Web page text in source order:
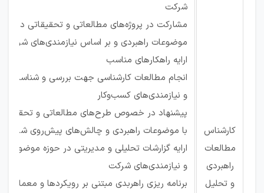
کارشناس
مطالعات
راهبردی
و تحلیل
شرکت
مشارکت در پروژه‌های مطالعاتی و تحقیقاتی در
موضوعات راهبردی و بر اساس نیازمندی‌های شرکت
ارایه راهکارهای مناسب
انجام مطالعات کارشناسی جهت بررسی و شناسایی
و نیازمندی‌های کسب‌وکار
پیشنهاد در خصوص طرح‌های مطالعاتی و
با موضوعات راهبردی و چالش‌های پیش‌روی شرکت
ارایه گزارشات تحلیلی و مدیریتی در حوزه موضوعات
و نیازمندی‌های شرکت
برنامه ریزی راهربدی مبتنی بر رویکردها و معماری